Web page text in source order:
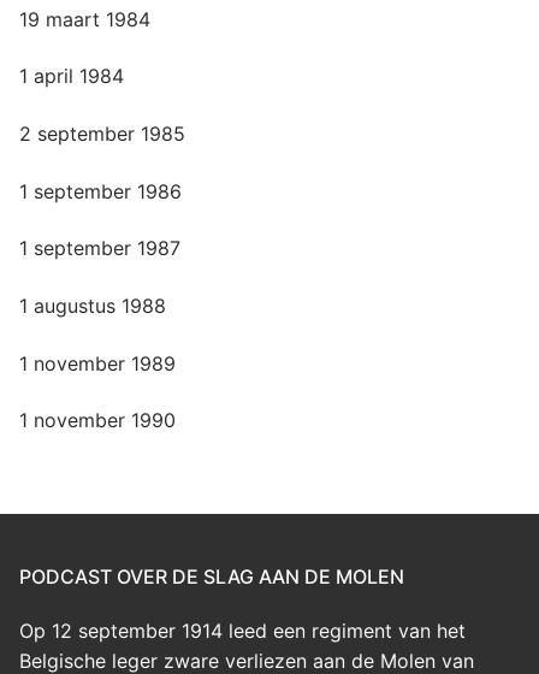
19 maart 1984
1 april 1984
2 september 1985
1 september 1986
1 september 1987
1 augustus 1988
1 november 1989
1 november 1990
PODCAST OVER DE SLAG AAN DE MOLEN
Op 12 september 1914 leed een regiment van het
Belgische leger zware verliezen aan de Molen van